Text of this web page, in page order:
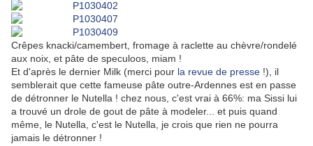
Crêpes knacki/camembert, fromage à raclette au chèvre/rondelé
aux noix, et pâte de speculoos, miam !
Et d'après le dernier Milk (merci pour la revue de presse !), il
semblerait que cette fameuse pâte outre-Ardennes est en passe
de détronner le Nutella ! chez nous, c'est vrai à 66%: ma Sissi lui
a trouvé un drole de gout de pâte à modeler... et puis quand
même, le Nutella, c'est le Nutella, je crois que rien ne pourra
jamais le détronner !